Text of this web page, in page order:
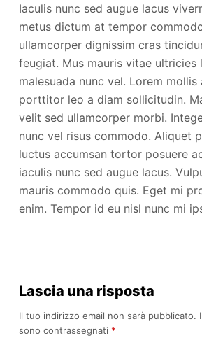
Iaculis nunc sed augue lacus
metus dictum at tempor
ullamcorper dignissim cras
feugiat. Mus mauris vitae ultricies
malesuada nunc vel. Lorem mollis
porttitor leo a diam sollicitudin.
velit sed ullamcorper morbi.
nunc vel risus commodo. Aliquet
luctus accumsan tortor posuere
iaculis nunc sed augue lacus.
mauris commodo quis. Eget mi
enim. Tempor id eu nisl nunc mi
Lascia una risposta
Il tuo indirizzo email non sarà pubblicato.
sono contrassegnati *